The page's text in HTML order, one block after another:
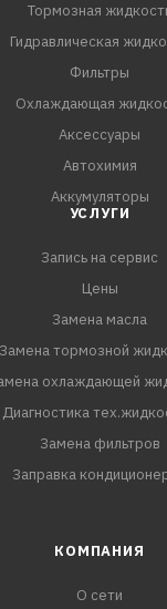
стойкие
запуск и
узлов и
Тормозная
Гидравлическая
Фильтры
Охлаждающая
Аксессуары
Автохимия
Аккумуляторы
УСЛУГИ
Запись на сервис
Цены
Замена масла
Замена тормозной
охлаждающей
Диагностика
Замена фильтров
Заправка
КОМПАНИЯ
О сети